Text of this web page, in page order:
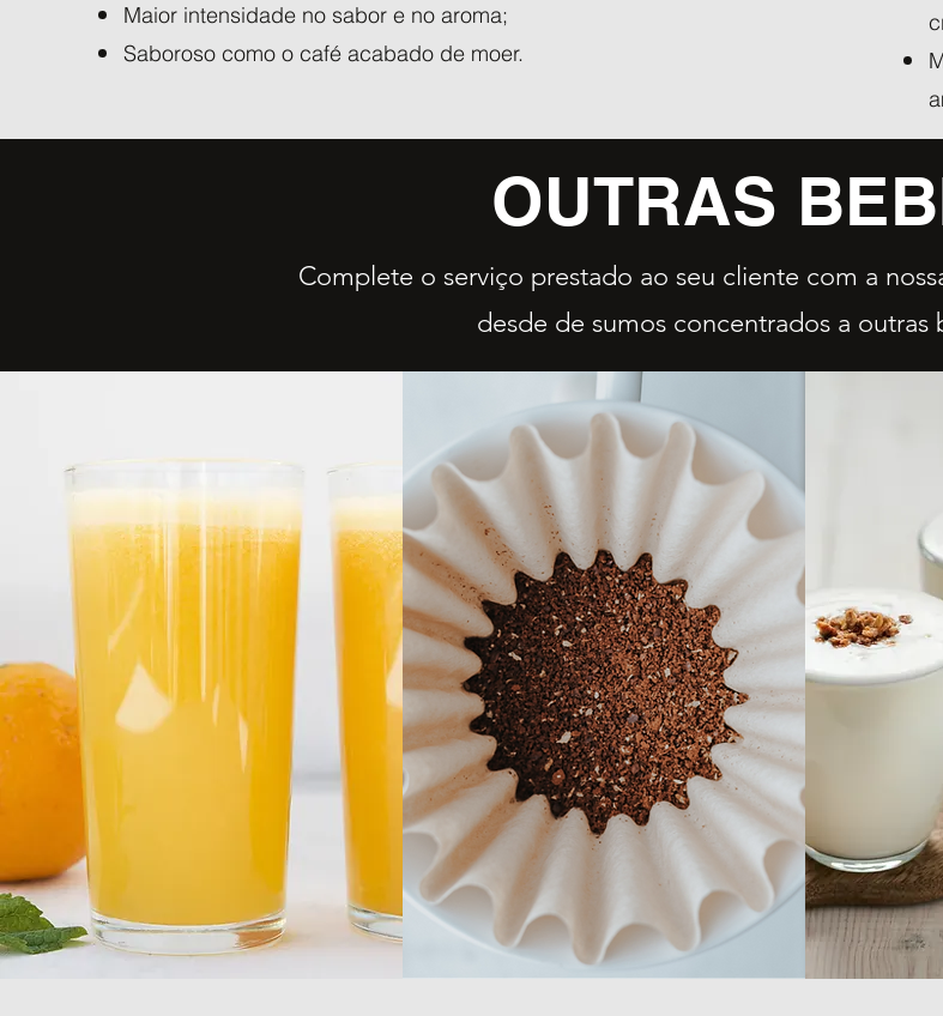
Maior intensidade no sabor e no aroma;
Saboroso como o café acabado de moer.
OUTRAS
Complete o serviço prestado ao seu cliente com a
desde de sumos concentrados a outras